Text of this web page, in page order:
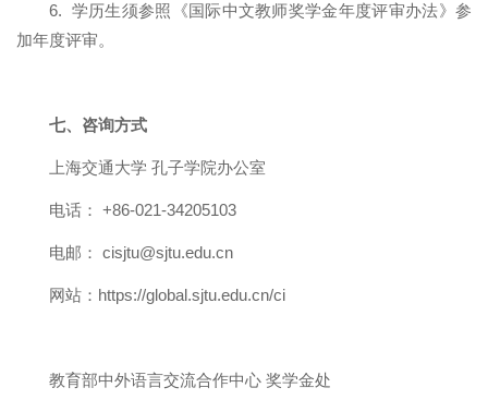
6. 学历生须参照《国际中文教师奖学金年度评审办法》参
加年度评审。
七、咨询方式
上海交通大学 孔子学院办公室
电话： +86-021-34205103
电邮： cisjtu@sjtu.edu.cn
网站： https://global.sjtu.edu.cn/ci
教育部中外语言交流合作中心 奖学金处